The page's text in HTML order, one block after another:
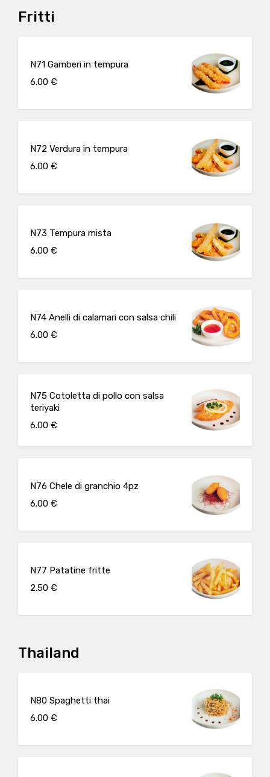
Fritti
N71 Gamberi in tempura
6.00 €
N72 Verdura in tempura
6.00 €
N73 Tempura mista
6.00 €
N74 Anelli di calamari con salsa chili
6.00 €
N75 Cotoletta di pollo con salsa
teriyaki
6.00 €
N76 Chele di granchio 4pz
6.00 €
N77 Patatine fritte
2.50 €
Thailand
N80 Spaghetti thai
6.00 €